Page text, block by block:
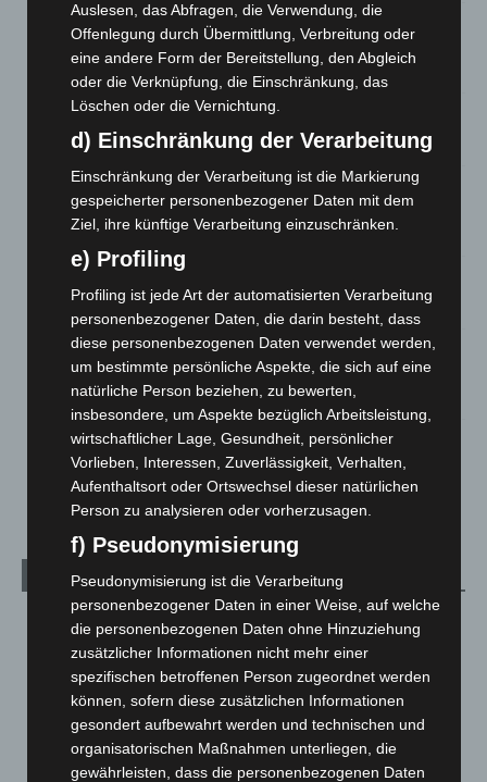
Mann läuft mit Hockeyschläger über A7 – Polizei sucht
Celle: Mensch stirbt bei Bagger-Unfall auf Baustelle
5. August 2026
Gasleitung bei McDonald’s-Umbau in Langenhagen
beschädigt
5. August 2026
Hannover: Polizei stoppt 166 Trunkenheitsfahrten bei
Großkontrolle
2. August 2026
Hannover Klassik Open Air 2026: Französische Oper im
Maschpark
2. August 2026
Kategorien
Blaulicht
2.798
Corona-News
Hannover und Region
5.035
Langenhagen und Ortsteile
3.249
Leserbriefe
Auslesen, das Abfragen, die Verwendung, die
Offenlegung durch Übermittlung, Verbreitung oder
eine andere Form der Bereitstellung, den Abgleich
oder die Verknüpfung, die Einschränkung, das
Löschen oder die Vernichtung.
d) Einschränkung der Verarbeitung
Einschränkung der Verarbeitung ist die Markierung
gespeicherter personenbezogener Daten mit dem
Ziel, ihre künftige Verarbeitung einzuschränken.
e) Profiling
Profiling ist jede Art der automatisierten Verarbeitung
personenbezogener Daten, die darin besteht, dass
diese personenbezogenen Daten verwendet werden,
um bestimmte persönliche Aspekte, die sich auf eine
natürliche Person beziehen, zu bewerten,
insbesondere, um Aspekte bezüglich Arbeitsleistung,
wirtschaftlicher Lage, Gesundheit, persönlicher
Vorlieben, Interessen, Zuverlässigkeit, Verhalten,
Aufenthaltsort oder Ortswechsel dieser natürlichen
Person zu analysieren oder vorherzusagen.
f) Pseudonymisierung
Pseudonymisierung ist die Verarbeitung
personenbezogener Daten in einer Weise, auf welche
die personenbezogenen Daten ohne Hinzuziehung
zusätzlicher Informationen nicht mehr einer
spezifischen betroffenen Person zugeordnet werden
können, sofern diese zusätzlichen Informationen
gesondert aufbewahrt werden und technischen und
organisatorischen Maßnahmen unterliegen, die
gewährleisten, dass die personenbezogenen Daten